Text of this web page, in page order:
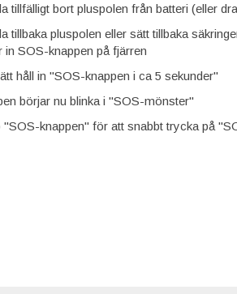
tillfälligt bort pluspolen från batteri (eller
tillbaka pluspolen eller sätt tillbaka
in SOS-knappen på fjärren
håll in "SOS-knappen i ca 5 sekunder"
börjar nu blinka i "SOS-mönster"
"SOS-knappen" för att snabbt trycka på